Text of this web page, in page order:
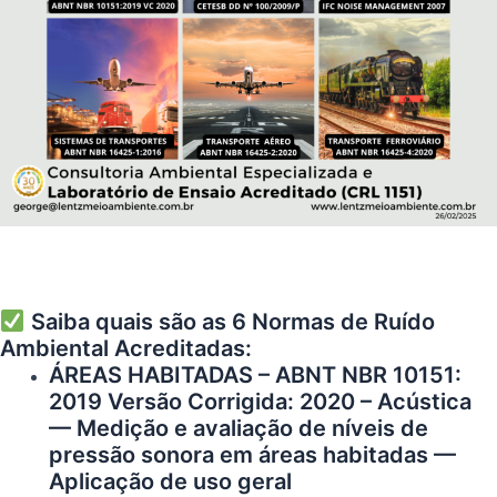
Saiba quais são as 6 Normas de Ruído
Ambiental Acreditadas:
ÁREAS HABITADAS – ABNT NBR 10151:
2019 Versão Corrigida: 2020 – Acústica
— Medição e avaliação de níveis de
pressão sonora em áreas habitadas —
Aplicação de uso geral